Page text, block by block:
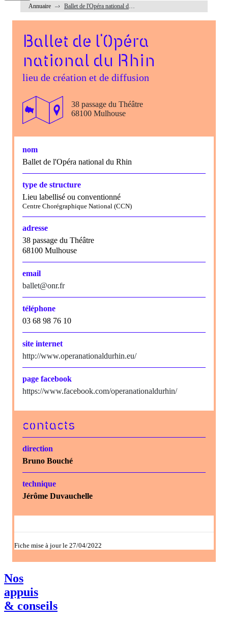
Annuaire Ballet de l'Opéra national du Rhin
Ballet de l'Opéra
national du Rhin
lieu de création et de diffusion
38 passage du Théâtre
68100 Mulhouse
nom
Ballet de l'Opéra national du Rhin
type de structure
Lieu labellisé ou conventionné
Centre Chorégraphique National (CCN)
adresse
38 passage du Théâtre
68100 Mulhouse
email
ballet@onr.fr
téléphone
03 68 98 76 10
site internet
http://www.operanationaldurhin.eu/
page facebook
https://www.facebook.com/operanationaldurhin/
contacts
direction
Bruno Bouché
technique
Jérôme Duvauchelle
Fiche mise à jour le 27/04/2022
Nos
appuis
& conseils